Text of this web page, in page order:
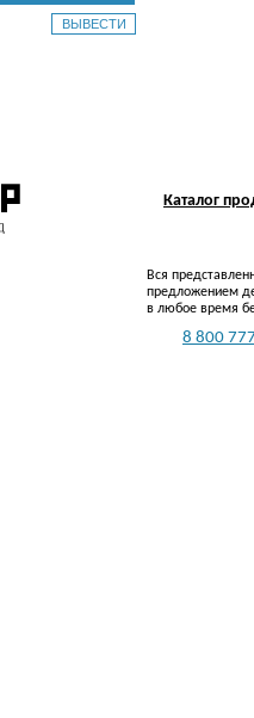
Каталог
Вся
предложением
в любое время
8 800